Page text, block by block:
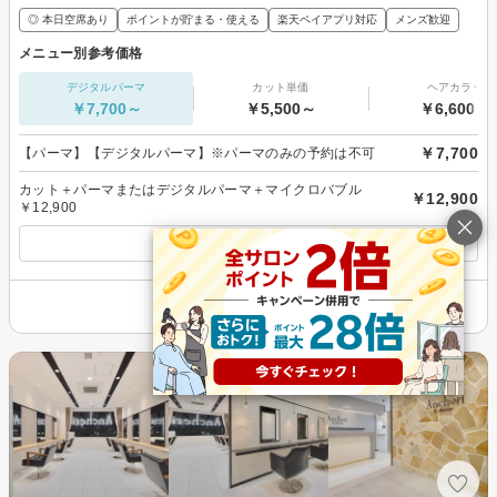
◎ 本日空席あり ポイントが貯まる・使える 楽天ペイアプリ対応 メンズ歓迎
メニュー別参考価格
デジタルパーマ
￥7,700～
カット単価
￥5,500～
ヘアカラー
￥6,600～
【パーマ】【デジタルパーマ】※パーマのみの予約は不可 ￥7,700
カット＋パーマまたはデジタルパーマ＋マイクロバブル
￥12,900
￥12,900
すべてのメニューを見る
その他の情報を表示